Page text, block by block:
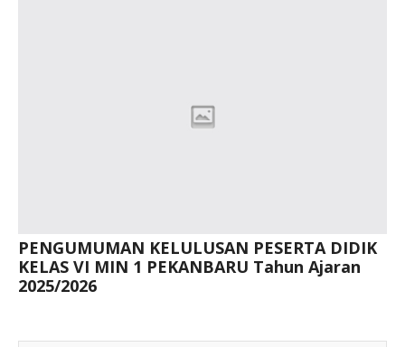
PENGUMUMAN KELULUSAN PESERTA DIDIK
KELAS VI MIN 1 PEKANBARU Tahun Ajaran
2025/2026